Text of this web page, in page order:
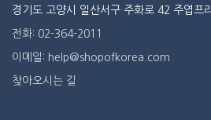
경기도 고양시 일산서구 주화로 42 주엽프
전화: 02-364-2011
이메일: help@shopofkorea.com
찾아오시는 길